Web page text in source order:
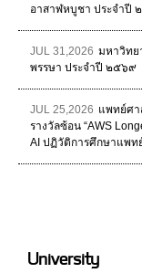
อาสาฬหบูชา ประจำปี
JUL 31,2026 มหาวิทย
พรรษา ประจำปี ๒๕๖๙
JUL 25,2026 แพทย์ศา
รางวัลซ้อน “AWS
AI ปฏิวัติการศึกษาแพท
University